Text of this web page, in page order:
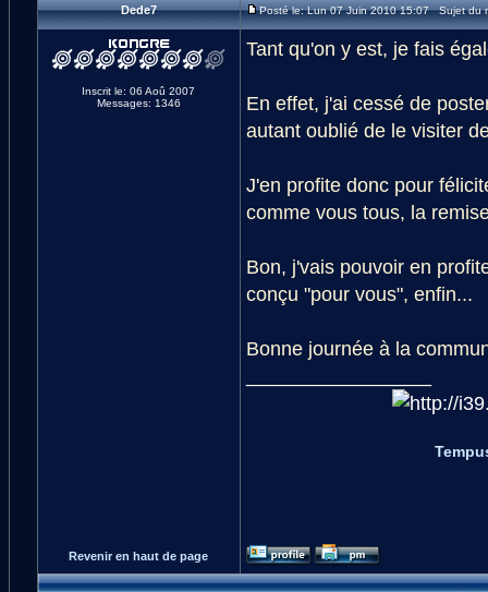
Dede7 Posté le: Lun 07 Juin 2010 15:07 Sujet du
Inscrit le: 06 Aoû 2007
Messages: 1346
Tant qu'on y est, je fais
En effet, j'ai cessé de
autant oublié de le visiter
J'en profite donc pour
comme vous tous, la
Bon, j'vais pouvoir en
conçu "pour vous", enfin...
Bonne journée à la
Revenir en haut de page